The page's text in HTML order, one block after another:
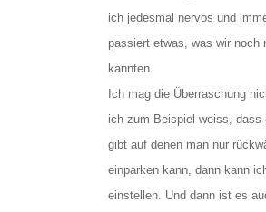
ich jedesmal nervös und
passiert etwas, was wir noch
kannten.
Ich mag die Überraschung
ich zum Beispiel weiss, dass
gibt auf denen man nur
einparken kann, dann kann
einstellen. Und dann ist es